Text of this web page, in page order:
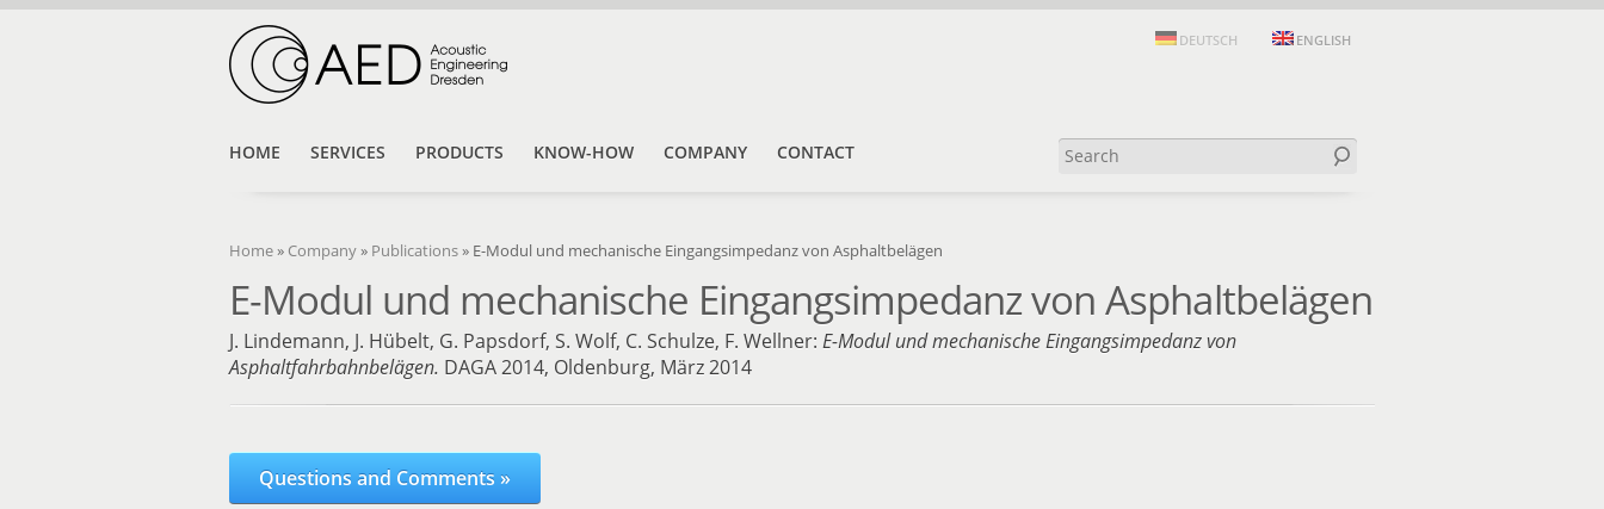
DEUTSCH ENGLISH
HOME SERVICES PRODUCTS KNOW-HOW COMPANY CONTACT
Home» Company» Publications» E-Modul und mechanische Eingangsimpedanz von Asphaltbelägen
E-Modul und mechanische Eingangsimpedanz von Asphaltbelägen
J. Lindemann, J. Hübelt, G. Papsdorf, S. Wolf, C. Schulze, F. Wellner: E-Modul und mechanische Eingangsimpedanz von
Asphaltfahrbahnbelägen. DAGA 2014, Oldenburg, März 2014
Questions and Comments »